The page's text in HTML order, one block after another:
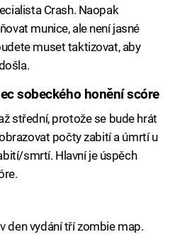
Crash. Naopak
munice, ale není jasné
muset taktizovat, aby
sobeckého honění scóre
střední, protože se bude hrát
počty zabití a úmrtí u
smrtí. Hlavní je úspěch
den vydání tří zombie map.